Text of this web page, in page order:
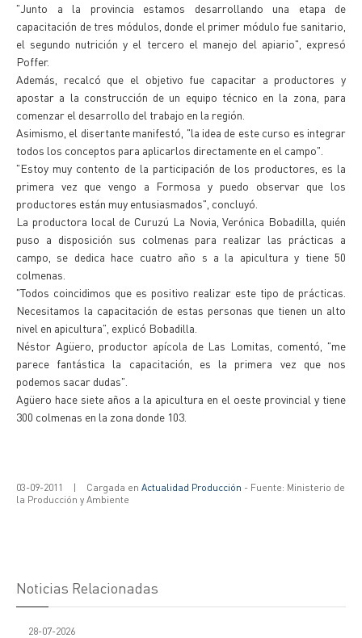
"Junto a la provincia estamos desarrollando una etapa de
capacitación de tres módulos, donde el primer módulo fue sanitario,
el segundo nutrición y el tercero el manejo del apiario", expresó
Poffer.
Además, recalcó que el objetivo fue capacitar a productores y
apostar a la construcción de un equipo técnico en la zona, para
comenzar el desarrollo del trabajo en la región.
Asimismo, el disertante manifestó, "la idea de este curso es integrar
todos los conceptos para aplicarlos directamente en el campo".
"Estoy muy contento de la participación de los productores, es la
primera vez que vengo a Formosa y puedo observar que los
productores están muy entusiasmados", concluyó.
La productora local de Curuzú La Novia, Verónica Bobadilla, quién
puso a disposición sus colmenas para realizar las prácticas a
campo, se dedica hace cuatro año s a la apicultura y tiene 50
colmenas.
"Todos coincidimos que es positivo realizar este tipo de prácticas.
Necesitamos la capacitación de estas personas que tienen un alto
nivel en apicultura", explicó Bobadilla.
Néstor Agüero, productor apícola de Las Lomitas, comentó, "me
parece fantástica la capacitación, es la primera vez que nos
podemos sacar dudas".
Agüero hace siete años a la apicultura en el oeste provincial y tiene
300 colmenas en la zona donde 103.
03-09-2011 | Cargada en Actualidad Producción - Fuente: Ministerio de
la Producción y Ambiente
Noticias Relacionadas
28-07-2026